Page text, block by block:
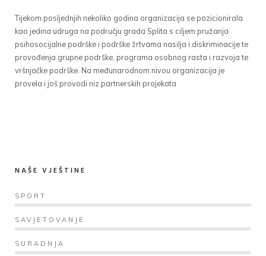
Tijekom posljednjih nekoliko godina organizacija se pozicionirala
kao jedina udruga na području grada Splita s ciljem pružanja
psihosocijalne podrške i podrške žrtvama nasilja i diskriminacije te
provođenja grupne podrške, programa osobnog rasta i razvoja te
vršnjačke podrške. Na međunarodnom nivou organizacija je
provela i još provodi niz partnerskih projekata
NAŠE VJEŠTINE
SPORT
SAVJETOVANJE
SURADNJA